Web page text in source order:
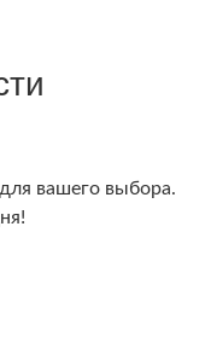
вашего выбора.